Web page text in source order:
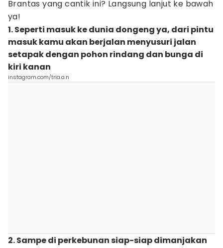
Brantas yang cantik ini? Langsung lanjut ke bawah
ya!
1. Seperti masuk ke dunia dongeng ya, dari pintu
masuk kamu akan berjalan menyusuri jalan
setapak dengan pohon rindang dan bunga di
kiri kanan
instagram.com/tria.a.n
2. Sampe di perkebunan siap-siap dimanjakan